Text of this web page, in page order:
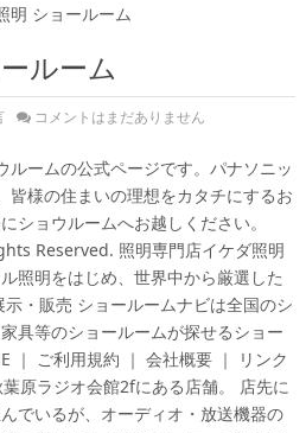
明 ショールーム
ルーム
コメントはまだありません
ルームの公式ページです。パナソニッ
皆様の住まいの理想をカタチにするお
ショウルームへお越しください。
Reserved. 照明専門店イケダ照明
照明をはじめ、世界中から厳選した
・販売 ショールームナビは全国のシ
具等のショールームが探せるショー
｜ ご利用規約 ｜ 会社概要 ｜ リンク
原ラジオ会館2fにある店舗。 店先に
でいるが、オーディオ・放送機器の